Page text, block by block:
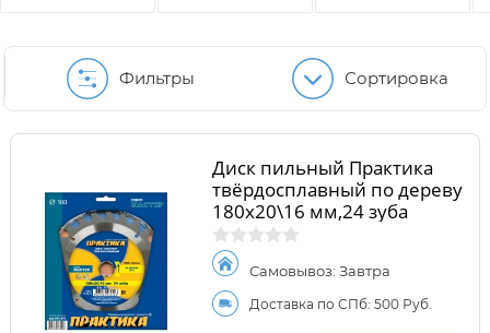
Фильтры Сортировка
Диск пильный Практика
твёрдосплавный по дереву
180х20\16 мм,24 зуба
Самовывоз: Завтра
Доставка по СПб: 500 Руб.